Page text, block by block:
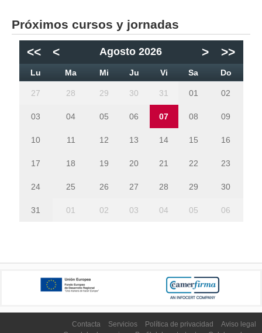
Próximos cursos y jornadas
<< < Agosto 2026 > >>
Lu Ma Mi Ju Vi Sa Do
27 28 29 30 31 01 02
03 04 05 06 07 08 09
10 11 12 13 14 15 16
17 18 19 20 21 22 23
24 25 26 27 28 29 30
31 01 02 03 04 05 06
Contacta Servicios Política de privacidad
Aviso legal